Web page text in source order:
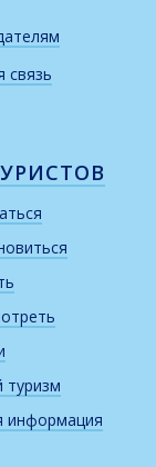
связь
туризм
информация